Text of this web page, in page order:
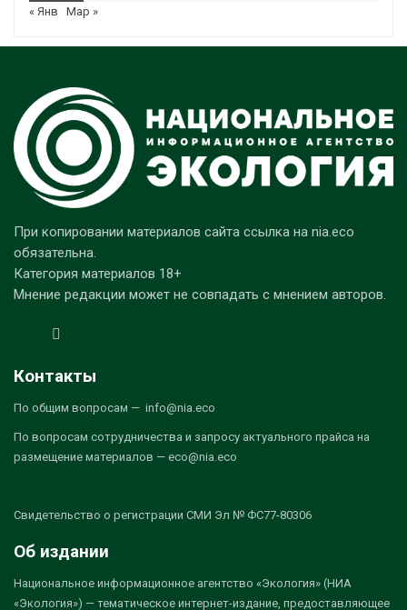
« Янв
Мар »
При копировании материалов сайта ссылка на nia.eco
обязательна.
Категория материалов 18+
Мнение редакции может не совпадать с мнением авторов.
Контакты
По общим вопросам — info@nia.eco
По вопросам сотрудничества и запросу актуального прайса на
размещение материалов — eco@nia.eco
Свидетельство о регистрации СМИ Эл № ФС77-80306
Об издании
Национальное информационное агентство «Экология» (НИА
«Экология») — тематическое интернет-издание, предоставляющее